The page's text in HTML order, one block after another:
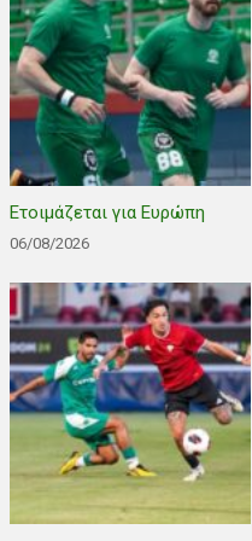
Ετοιμάζεται για Ευρώπη
06/08/2026